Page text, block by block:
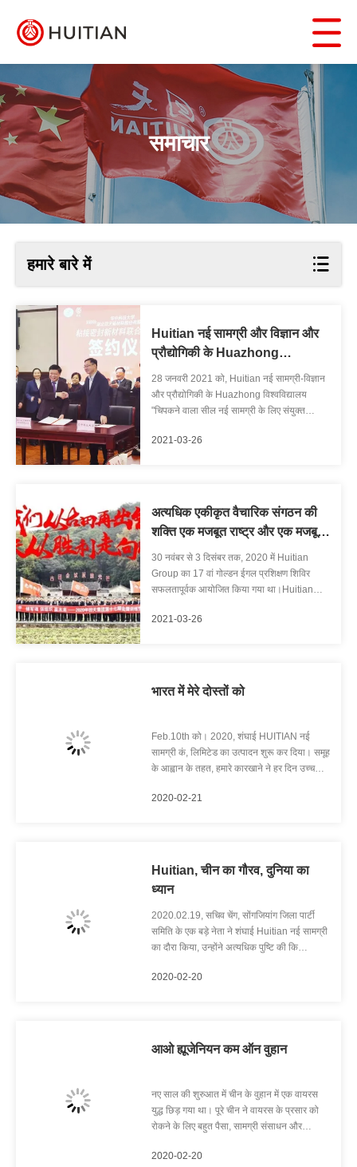
समाचार
हमारे बारे में
Huitian नई सामग्री और विज्ञान और
प्रौद्योगिकी के Huazhong
विश्वविद्यालय की स्थापना की "चिपकने
और सील नई सामग्री के लिए संयुक्त
अनुसंधान एवं विकास केंद्र"
28 जनवरी 2021 को, Huitian नई सामग्री-विज्ञान
और प्रौद्योगिकी के Huazhong विश्वविद्यालय
"चिपकने वाला सील नई सामग्री के लिए संयुक्त
स्थापित किया गया था!28 तारीख की सुबह, दोनों दलों
2021-03-26
अत्यधिक एकीकृत वैचारिक संगठन की
शक्ति एक मजबूत राष्ट्र और एक मजबूत
उद्यम का कारण बनती है
30 नवंबर से 3 दिसंबर तक, 2020 में Huitian
Group का 17 वां गोल्डन ईगल प्रशिक्षण शिविर
सफलतापूर्वक आयोजित किया गया था।Huitian
पवित्र भूमि में एकत्र हुए पांच ठिकानों के 88 कोर
2021-03-26
भारत में मेरे दोस्तों को
Feb.10th को। 2020, शंघाई HUITIAN नई
सामग्री कं, लिमिटेड का उत्पादन शुरू कर दिया। समूह
के आह्वान के तहत, हमारे कारखाने ने हर दिन उच्च
का उत्पादन समाप्त किया, और नए कोरोनावायरस के
2020-02-21
Huitian, चीन का गौरव, दुनिया का
ध्यान
2020.02.19, सचिव चेंग, सोंगजियांग जिला पार्टी
समिति के एक बड़े नेता ने शंघाई Huitian नई सामग्री
का दौरा किया, उन्होंने अत्यधिक पुष्टि की कि
होने की उत्कृष्ट ताकत है, और चीन की जरूरत होने पर
2020-02-20
आओ ह्यूजेनियन कम ऑन वुहान
नए साल की शुरुआत में चीन के वुहान में एक वायरस
युद्ध छिड़ गया था। पूरे चीन ने वायरस के प्रसार को
रोकने के लिए बहुत पैसा, सामग्री संसाधन और
ज्यादातर शहर पहले से ही सामान्य स्थिति में आ गए हैं
2020-02-20